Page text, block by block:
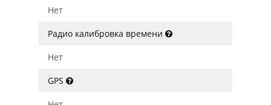
Нет
Радио калибровка времени
Нет
GPS